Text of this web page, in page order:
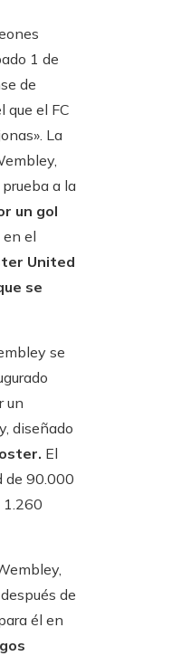
1 de
de
que el FC
La
a la
un gol
en el
United
se
se
un
diseñado
El
de 90.000
1.260
de
él en